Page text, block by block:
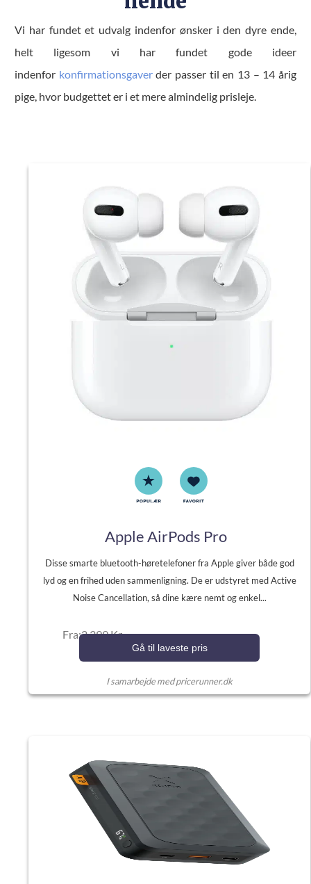
Vi har fundet et udvalg indenfor ønsker i den dyre ende,
helt ligesom vi har fundet gode ideer
indenfor konfirmationsgaverder passer til en 13 – 14 årig
pige, hvor budgettet er i et mere almindelig prisleje.
Apple AirPods Pro
Disse smarte bluetooth-høretelefoner fra Apple giver både god
lyd og en frihed uden sammenligning. De er udstyret med Active
Noise Cancellation, så dine kære nemt og enkel...
Fra:2.399 Kr.
Gå til laveste pris
I samarbejde med pricerunner.dk